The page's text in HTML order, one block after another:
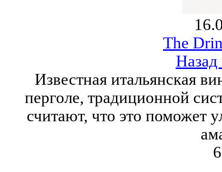
The
Назад
Известная итальянская
перголе, традиционной
считают, что это поможет